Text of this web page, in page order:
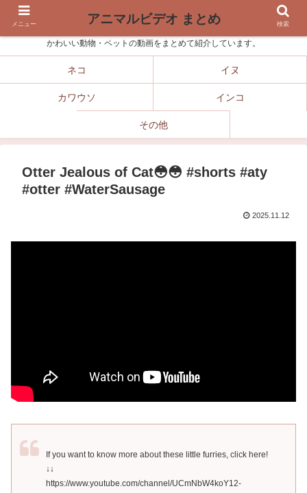
かわいい動物・ペットの動画をまとめて紹介しています。
ネコ イヌ
カワウソ インコ
その他
Otter Jealous of Cat😳😳 #shorts #aty
#otter #WaterSausage
2025.11.12
If you want to know more about these little furries, click here!
↓↓
https://www.youtube.com/channel/UCmNbW4koY12-
メニュー アニマルビデオ まとめ 検索